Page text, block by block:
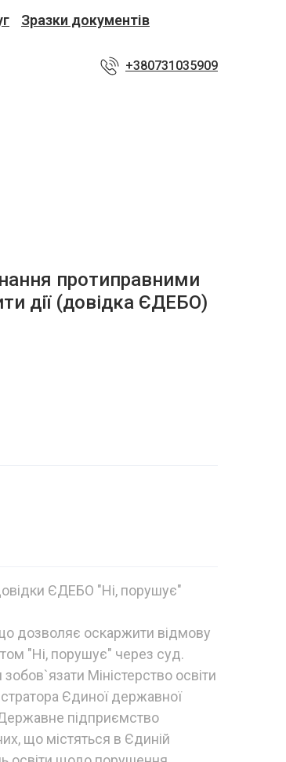
Зразки документів
+380731035909
протиправними
дії (довідка ЄДЕБО)
ЄДЕБО "Ні, порушує"
дозволяє оскаржити відмову
"Ні, порушує" через суд.
Міністерство освіти
Єдиної державної
Державне підприємство
що містяться в Єдиній